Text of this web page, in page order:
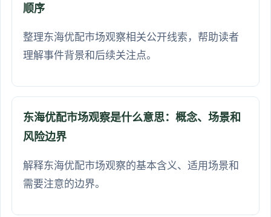
顺序
整理东海优配市场观察相关公开线索，帮助读者
理解事件背景和后续关注点。
东海优配市场观察是什么意思：概念、场景和
风险边界
解释东海优配市场观察的基本含义、适用场景和
需要注意的边界。